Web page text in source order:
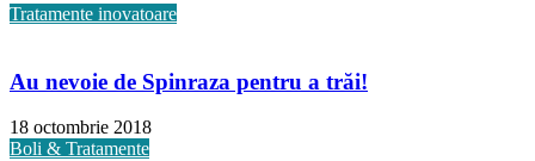
Tratamente inovatoare
Au nevoie de Spinraza pentru a trăi!
18 octombrie 2018
Boli & Tratamente